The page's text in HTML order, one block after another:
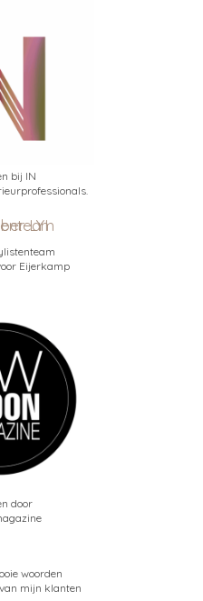
bij IN
Eijerkamp
door
woorden
mijn klanten